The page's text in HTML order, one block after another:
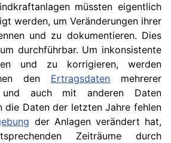
müssten eigentlich
werden, um Veränderungen ihrer
und zu dokumentieren. Dies
durchführbar. Um inkonsistente
und zu korrigieren, werden
den Ertragsdaten mehrerer
und auch mit anderen Daten
die Daten der letzten Jahre fehlen
der Anlagen verändert hat,
Zeiträume durch